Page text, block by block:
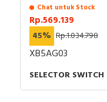
Chat untuk Stock
Rp.569.139
45% Rp.1.034.798
XB5AG03
SELECTOR